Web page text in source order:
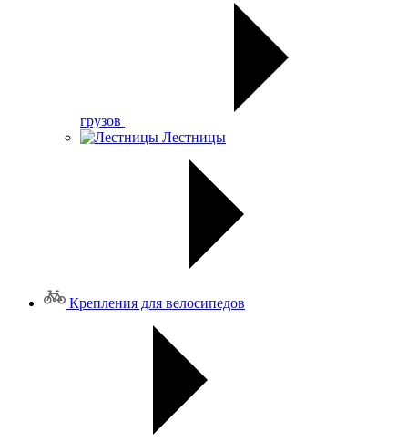
грузов
Лестницы
Крепления для велосипедов